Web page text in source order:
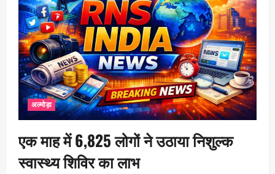
अल्मोड़ा
एक माह में 6,825 लोगों ने उठाया निशुल्क
स्वास्थ्य शिविर का लाभ